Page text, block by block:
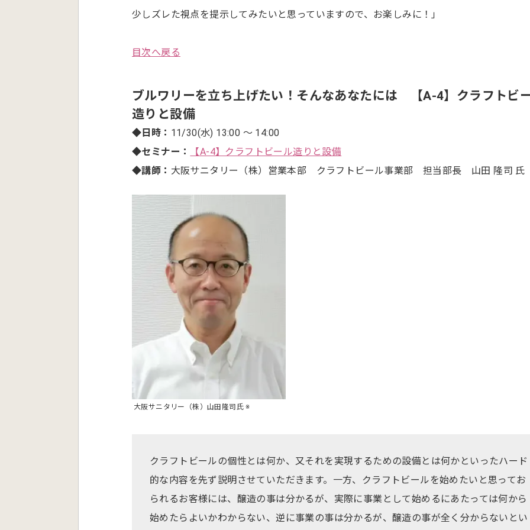
少しズレた視点を提示してみたいと思っていますので、お楽しみに！」
目次へ戻る
ブルワリーを立ち上げたい！そんなあなたには 【A-4】クラフトビ
造りと設備
◆日時： 11/30(水) 13:00 ～ 14:00
◆セミナー：
【A-4】クラフトビール造りと設備
◆講師： 大阪サニタリー（株）営業本部 クラフトビール事業部 担当部長 山田 隆司 氏
大阪サニタリー（株）山田隆司氏 ※
クラフトビールの個性とは何か、又それを実現するための設備とは何かといったハード
的な内容を先ず説明させていただきます。一方、クラフトビールを始めたいと思ってお
られるお客様には、醸造の事は分かるが、実際に事業として始めるにあたっては何から
始めたらよいかわからない、逆に事業の事は分かるが、醸造の事が全く分からないとい